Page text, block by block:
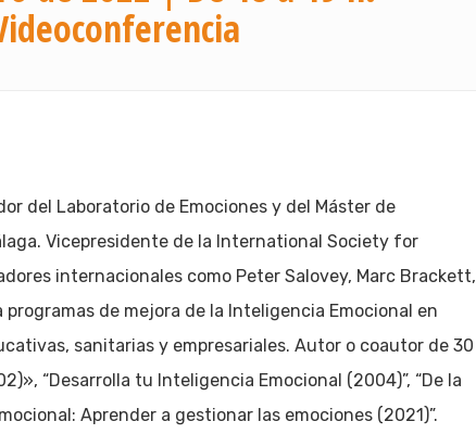
del Laboratorio de Emociones y del Máster de
Vicepresidente de la International Society for
internacionales como Peter Salovey, Marc Brackett,
de mejora de la Inteligencia Emocional en
sanitarias y empresariales. Autor o coautor de 30
“Desarrolla tu Inteligencia Emocional (2004)”, “De la
Aprender a gestionar las emociones (2021)”.